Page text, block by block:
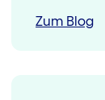
Zum Blog